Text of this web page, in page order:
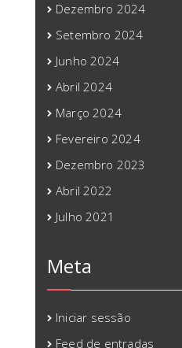
Dezembro 2024
Setembro 2024
Junho 2024
Abril 2024
Março 2024
Fevereiro 2024
Dezembro 2023
Abril 2022
Julho 2021
Meta
Iniciar sessão
Feed de entradas